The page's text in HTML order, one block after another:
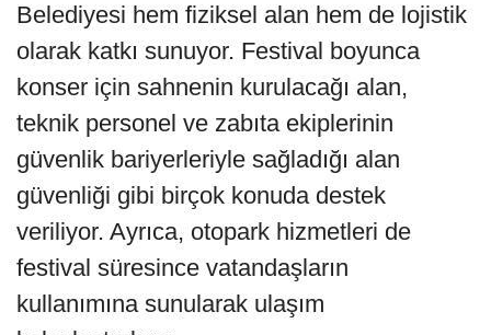
Belediyesi hem fiziksel alan hem de lojistik
olarak katkı sunuyor. Festival boyunca
konser için sahnenin kurulacağı alan,
teknik personel ve zabıta ekiplerinin
güvenlik bariyerleriyle sağladığı alan
güvenliği gibi birçok konuda destek
veriliyor. Ayrıca, otopark hizmetleri de
festival süresince vatandaşların
kullanımına sunularak ulaşım